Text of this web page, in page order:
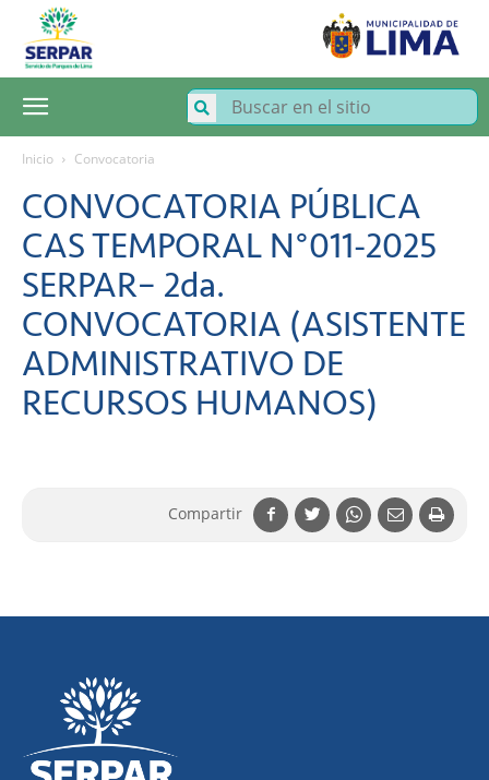
SERPAR
Servicio
de
Parques
Inicio Convocatoria
CONVOCATORIA PÚBLICA
CAS TEMPORAL N°011-2025
SERPAR– 2da.
CONVOCATORIA (ASISTENTE
ADMINISTRATIVO DE
RECURSOS HUMANOS)
Compartir